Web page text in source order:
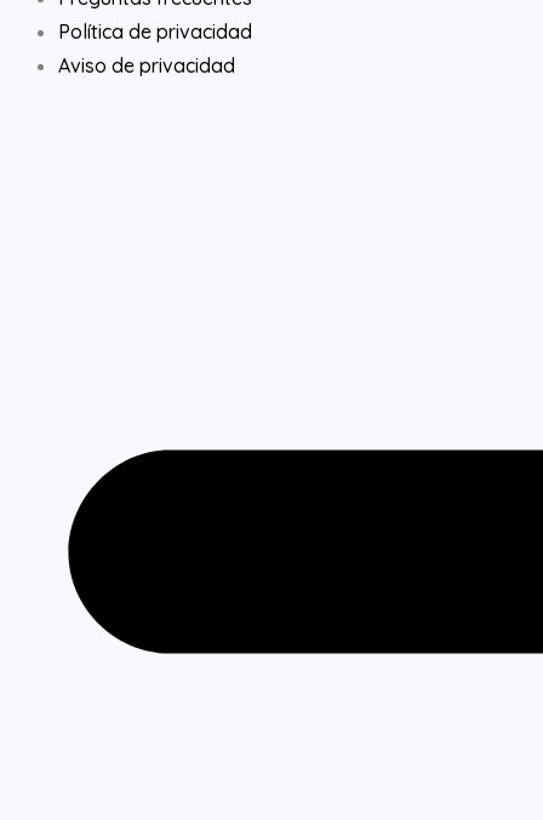
e
b
k
e
t
a
Política de privacidad
Aviso de privacidad